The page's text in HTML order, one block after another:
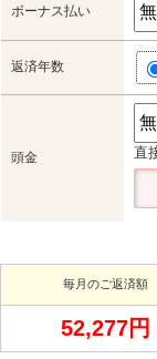
ボーナス払い
返済年数
頭金 直
毎月のご返済額
52,277円